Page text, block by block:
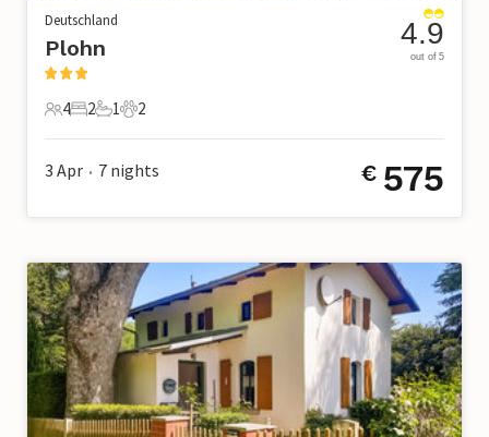
Deutschland
Plohn
4 Gäste
4
2 Schlafzimmer
2
1 Badezimmer
1
2 Haustiere
2
4.9
out of 5
3 Apr • 7 nights € 575